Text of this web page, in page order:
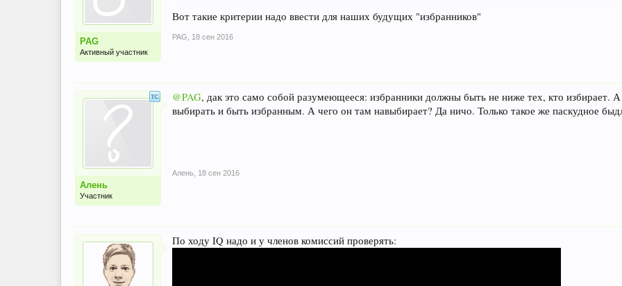
PAG
Активный участник
Вот такие критерии надо ввести для наших будущих "избранников"
PAG 18 сен 2016
Алень
Участник
@PAG, дак это само собой разумеющееся: избранники должны быть не ниже тех, кто избирает.
выбирать и быть избранным. А чего он там навыбирает? Да ничо. Только такое же паскудное
Алень 18 сен 2016
По ходу IQ надо и у членов комиссий проверять: